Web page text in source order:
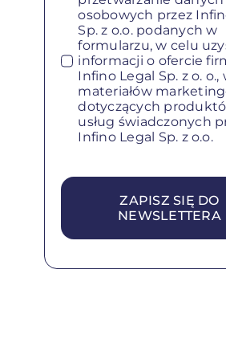
osobowych przez
Sp. z o.o. podanych w
formularzu, w celu
informacji o ofercie
Infino Legal Sp. z o. o.,
materiałów
dotyczących
usług świadczonych
Infino Legal Sp. z o.o.
ZAPISZ SIĘ DO
NEWSLETTERA